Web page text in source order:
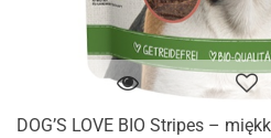
DOG’S LOVE BIO Stripes –